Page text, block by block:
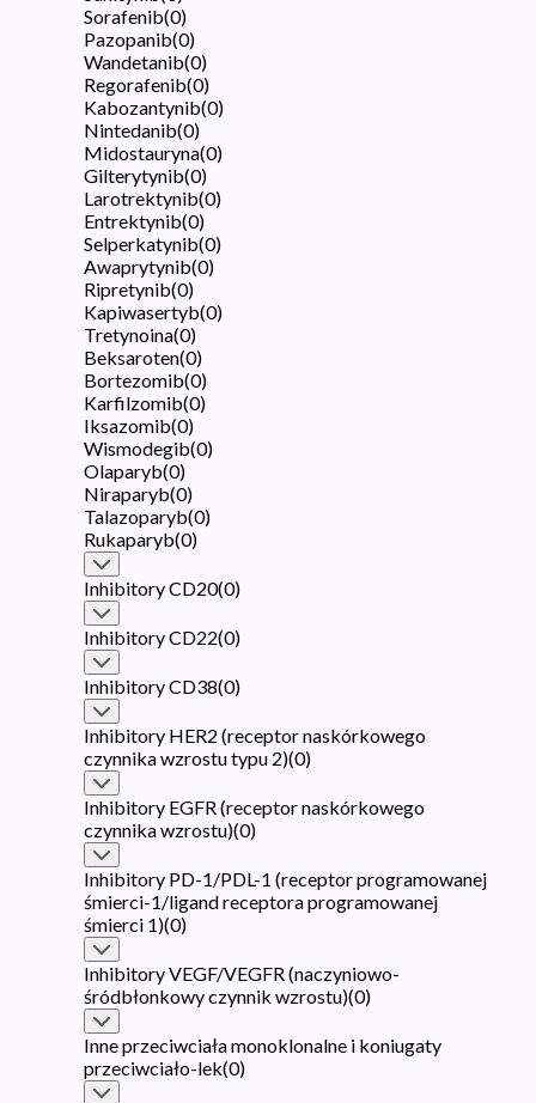
Sorafenib(0)
Pazopanib(0)
Wandetanib(0)
Regorafenib(0)
Kabozantynib(0)
Nintedanib(0)
Midostauryna(0)
Gilterytynib(0)
Larotrektynib(0)
Entrektynib(0)
Selperkatynib(0)
Awaprytynib(0)
Ripretynib(0)
Kapiwasertyb(0)
Tretynoina(0)
Beksaroten(0)
Bortezomib(0)
Karfilzomib(0)
Iksazomib(0)
Wismodegib(0)
Olaparyb(0)
Niraparyb(0)
Talazoparyb(0)
Rukaparyb(0)
Inhibitory CD20(0)
Inhibitory CD22(0)
Inhibitory CD38(0)
Inhibitory HER2 (receptor naskórkowego
czynnika wzrostu typu 2)(0)
Inhibitory EGFR (receptor naskórkowego
czynnika wzrostu)(0)
Inhibitory PD-1/PDL-1 (receptor programowanej
śmierci-1/ligand receptora programowanej
śmierci 1)(0)
Inhibitory VEGF/VEGFR (naczyniowo-
śródbłonkowy czynnik wzrostu)(0)
Inne przeciwciała monoklonalne i koniugaty
przeciwciało-lek(0)